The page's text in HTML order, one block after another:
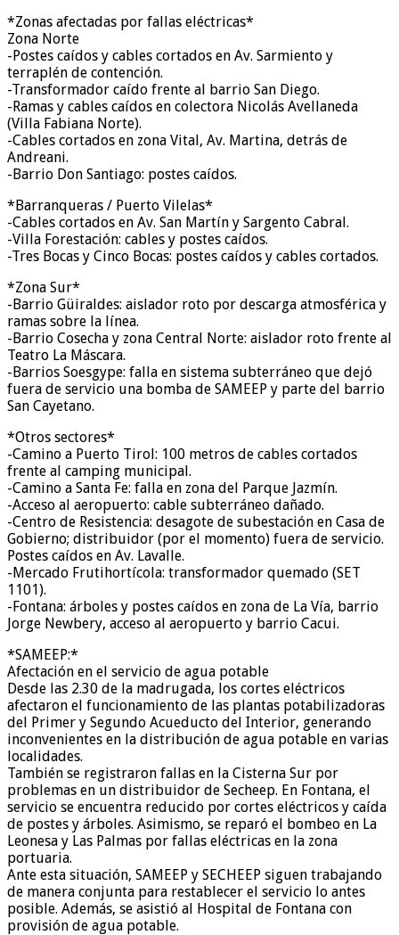
*Zonas afectadas por fallas eléctricas*
Zona Norte
-Postes caídos y cables cortados en Av. Sarmiento y
terraplén de contención.
-Transformador caído frente al barrio San Diego.
-Ramas y cables caídos en colectora Nicolás Avellaneda
(Villa Fabiana Norte).
-Cables cortados en zona Vital, Av. Martina, detrás de
Andreani.
-Barrio Don Santiago: postes caídos.
*Barranqueras / Puerto Vilelas*
-Cables cortados en Av. San Martín y Sargento Cabral.
-Villa Forestación: cables y postes caídos.
-Tres Bocas y Cinco Bocas: postes caídos y cables cortados.
*Zona Sur*
-Barrio Güiraldes: aislador roto por descarga atmosférica y
ramas sobre la línea.
-Barrio Cosecha y zona Central Norte: aislador roto frente al
Teatro La Máscara.
-Barrios Soesgype: falla en sistema subterráneo que dejó
fuera de servicio una bomba de SAMEEP y parte del barrio
San Cayetano.
*Otros sectores*
-Camino a Puerto Tirol: 100 metros de cables cortados
frente al camping municipal.
-Camino a Santa Fe: falla en zona del Parque Jazmín.
-Acceso al aeropuerto: cable subterráneo dañado.
-Centro de Resistencia: desagote de subestación en Casa de
Gobierno; distribuidor (por el momento) fuera de servicio.
Postes caídos en Av. Lavalle.
-Mercado Frutihortícola: transformador quemado (SET
1101).
-Fontana: árboles y postes caídos en zona de La Vía, barrio
Jorge Newbery, acceso al aeropuerto y barrio Cacui.
*SAMEEP:*
Afectación en el servicio de agua potable
Desde las 2.30 de la madrugada, los cortes eléctricos
afectaron el funcionamiento de las plantas potabilizadoras
del Primer y Segundo Acueducto del Interior, generando
inconvenientes en la distribución de agua potable en varias
localidades.
También se registraron fallas en la Cisterna Sur por
problemas en un distribuidor de Secheep. En Fontana, el
servicio se encuentra reducido por cortes eléctricos y caída
de postes y árboles. Asimismo, se reparó el bombeo en La
Leonesa y Las Palmas por fallas eléctricas en la zona
portuaria.
Ante esta situación, SAMEEP y SECHEEP siguen trabajando
de manera conjunta para restablecer el servicio lo antes
posible. Además, se asistió al Hospital de Fontana con
provisión de agua potable.